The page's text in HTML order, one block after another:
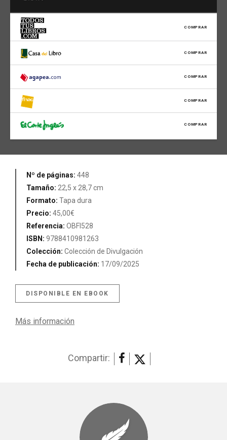
COMPRAR
COMPRAR
COMPRAR
COMPRAR
COMPRAR
Nº de páginas: 448
Tamaño: 22,5 x 28,7 cm
Formato: Tapa dura
Precio: 45,00€
Referencia: OBFI528
ISBN: 9788410981263
Colección: Colección de Divulgación
Fecha de publicación: 17/09/2025
DISPONIBLE EN EBOOK
Más información
Compartir: